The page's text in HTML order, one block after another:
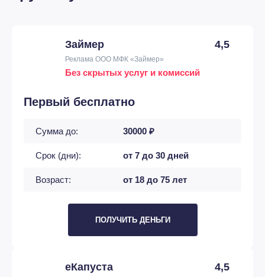
Займер 4,5
Реклама ООО МФК «Займер»
Без скрытых услуг и комиссий
Первый бесплатно
Сумма до: 30000 ₽
Срок (дни): от 7 до 30 дней
Возраст: от 18 до 75 лет
ПОЛУЧИТЬ ДЕНЬГИ
еКапуста 4,5